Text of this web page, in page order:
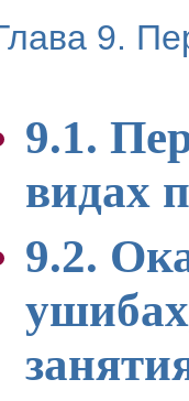
9.
9.1.
видах
9.2.